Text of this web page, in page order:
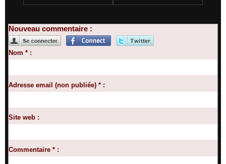
Nouveau commentaire :
Nom * :
Adresse email (non publiée) * :
Site web :
Commentaire * :